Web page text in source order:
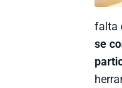
falta
se